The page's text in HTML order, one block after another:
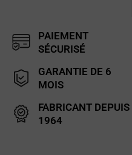
PAIEMENT
SÉCURISÉ
GARANTIE DE 6
MOIS
FABRICANT DEPUIS
1964